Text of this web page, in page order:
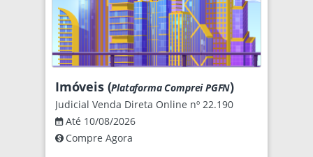
Imóveis (Plataforma Comprei PGFN)
Judicial Venda Direta Online nº 22.190
Até 10/08/2026
Compre Agora